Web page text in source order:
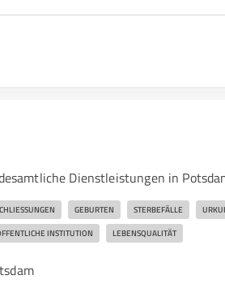
Dienstleistungen in
GEBURTEN STERBEFÄLLE
INSTITUTION LEBENSQUALITÄT